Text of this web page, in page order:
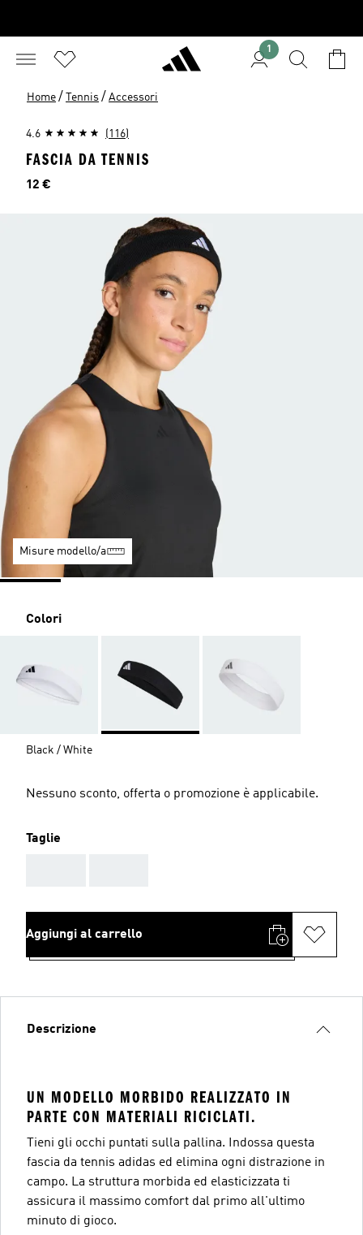
1
Home / Tennis / Accessori
4.6 (116)
FASCIA DA TENNIS
Prezzo
12 €
Misure modello/a
Colori
Black / White
Nessuno sconto, offerta o promozione è applicabile.
Taglie
Aggiungi al carrello
Descrizione
UN MODELLO MORBIDO REALIZZATO IN
PARTE CON MATERIALI RICICLATI.
Tieni gli occhi puntati sulla pallina. Indossa questa
fascia da tennis adidas ed elimina ogni distrazione in
campo. La struttura morbida ed elasticizzata ti
assicura il massimo comfort dal primo all'ultimo
minuto di gioco.